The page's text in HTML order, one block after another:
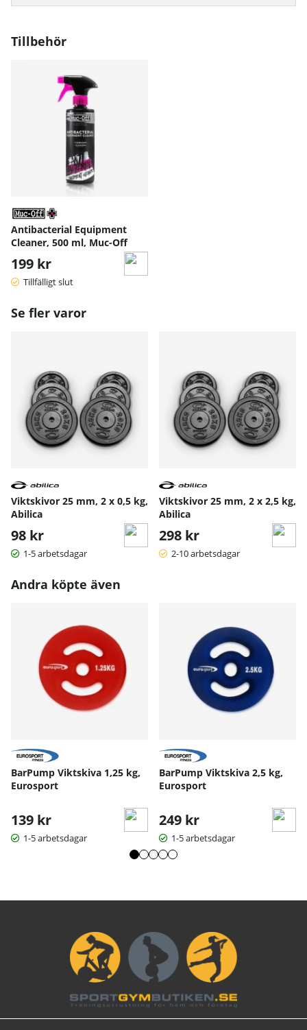
Tillbehör
Antibacterial Equipment
Cleaner, 500 ml, Muc-Off
199 kr
Tillfälligt slut
Se fler varor
Viktskivor 25 mm, 2 x 0,5 kg,
Abilica
98 kr
1-5 arbetsdagar
Viktskivor 25 mm, 2 x 2,5 kg,
Abilica
298 kr
2-10 arbetsdagar
Andra köpte även
BarPump Viktskiva 1,25 kg,
Eurosport
139 kr
1-5 arbetsdagar
BarPump Viktskiva 2,5 kg,
Eurosport
249 kr
1-5 arbetsdagar